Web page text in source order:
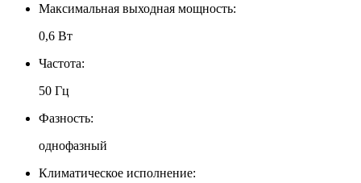
Максимальная выходная мощность:
0,6 Вт
Частота:
50 Гц
Фазность:
однофазный
Климатическое исполнение: